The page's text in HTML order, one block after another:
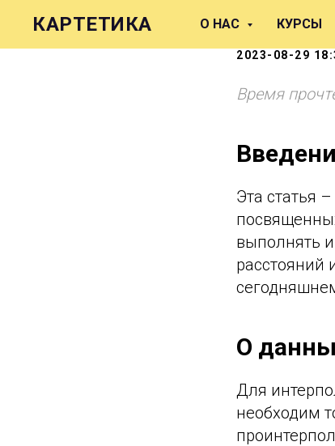
КАРТЕТИКА О НАС КУРСЫ
2023-08-29
Время
Эта статья
выполнять
расстояний
О
Для
необходим